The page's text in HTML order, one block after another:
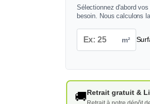
Sélectionnez d'abord
besoin. Nous calculons
m²
🚚Retrait gratuit &